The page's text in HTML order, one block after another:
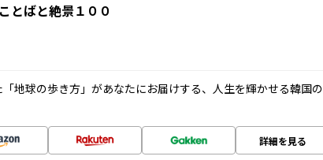
とばと絶景１００
地球の歩き方」があなたにお届けする、人生を輝かせる韓国の
詳細を見る